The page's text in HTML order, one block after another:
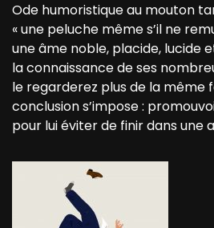
Ode humoristique au mouton
« une peluche même s’il ne
une âme noble, placide, lucide
la connaissance de ses
le regarderez plus de la même
conclusion s’impose :
pour lui éviter de finir dans une